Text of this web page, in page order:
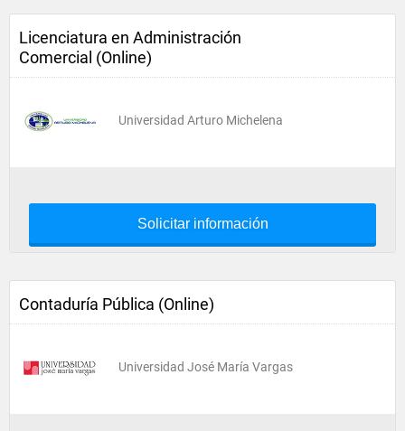
Licenciatura en Administración
Comercial (Online)
Universidad Arturo Michelena
Solicitar información
Contaduría Pública (Online)
Universidad José María Vargas